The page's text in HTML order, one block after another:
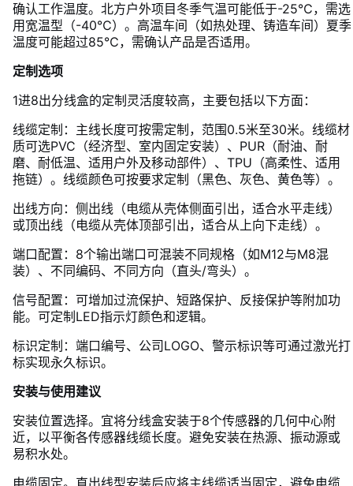
确认工作温度。北方户外项目冬季气温可能低于-25℃，需选
用宽温型（-40℃）。高温车间（如热处理、铸造车间）夏季
温度可能超过85℃，需确认产品是否适用。
定制选项
1进8出分线盒的定制灵活度较高，主要包括以下方面：
线缆定制：主线长度可按需定制，范围0.5米至30米。线缆材
质可选PVC（经济型、室内固定安装）、PUR（耐油、耐
磨、耐低温、适用户外及移动部件）、TPU（高柔性、适用
拖链）。线缆颜色可按要求定制（黑色、灰色、黄色等）。
出线方向：侧出线（电缆从壳体侧面引出，适合水平走线）
或顶出线（电缆从壳体顶部引出，适合从上向下走线）。
端口配置：8个输出端口可混装不同规格（如M12与M8混
装）、不同编码、不同方向（直头/弯头）。
信号配置：可增加过流保护、短路保护、反接保护等附加功
能。可定制LED指示灯颜色和逻辑。
标识定制：端口编号、公司LOGO、警示标识等可通过激光打
标实现永久标识。
安装与使用建议
安装位置选择。宜将分线盒安装于8个传感器的几何中心附
近，以平衡各传感器线缆长度。避免安装在热源、振动源或
易积水处。
电缆固定。直出线型安装后应将主线缆适当固定，避免电缆